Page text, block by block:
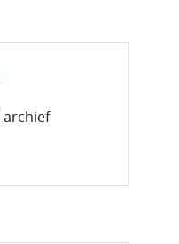
archief